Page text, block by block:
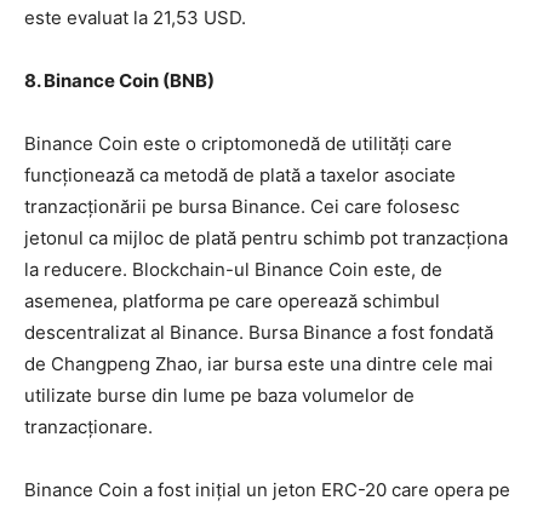
este evaluat la 21,53 USD.
8. Binance Coin (BNB)
Binance Coin este o criptomonedă de utilități care
funcționează ca metodă de plată a taxelor asociate
tranzacționării pe bursa Binance. Cei care folosesc
jetonul ca mijloc de plată pentru schimb pot tranzacționa
la reducere. Blockchain-ul Binance Coin este, de
asemenea, platforma pe care operează schimbul
descentralizat al Binance. Bursa Binance a fost fondată
de Changpeng Zhao, iar bursa este una dintre cele mai
utilizate burse din lume pe baza volumelor de
tranzacționare.
Binance Coin a fost inițial un jeton ERC-20 care opera pe